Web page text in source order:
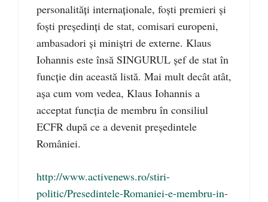
personalități internaționale, foști premieri și
foști președinți de stat, comisari europeni,
ambasadori și miniștri de externe. Klaus
Iohannis este însă SINGURUL șef de stat în
funcție din această listă. Mai mult decât atât,
așa cum vom vedea, Klaus Iohannis a
acceptat funcția de membru în consiliul
ECFR după ce a devenit președintele
României.
http://www.activenews.ro/stiri-
politic/Presedintele-Romaniei-e-membru-in-